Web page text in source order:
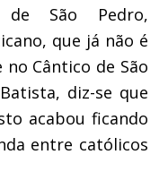
de São Pedro,
que já não é
Cântico de São
diz-se que
acabou ficando
entre católicos